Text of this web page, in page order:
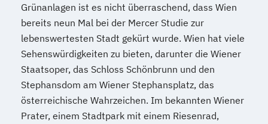
Spezialist*in Controlling
Spezialist*in Embedded Systems
Spezialist*in Industrial Data Science
Spezialist*in Informationssysteme
Spezialist*in Logistik 4.0
Spezialist*in Produktion 4.0
Spezialist*in Sportpsychologie und
Grünanlagen ist es nicht überraschend, dass Wien
bereits neun Mal bei der Mercer Studie zur
lebenswertesten Stadt gekürt wurde. Wien hat viele
Sehenswürdigkeiten zu bieten, darunter die Wiener
Staatsoper, das Schloss Schönbrunn und den
Stephansdom am Wiener Stephansplatz, das
österreichische Wahrzeichen. Im bekannten Wiener
Prater, einem Stadtpark mit einem Riesenrad,